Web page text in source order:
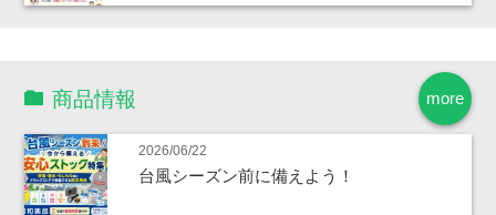
more
商品情報
2026/06/22
台風シーズン前に備えよう！